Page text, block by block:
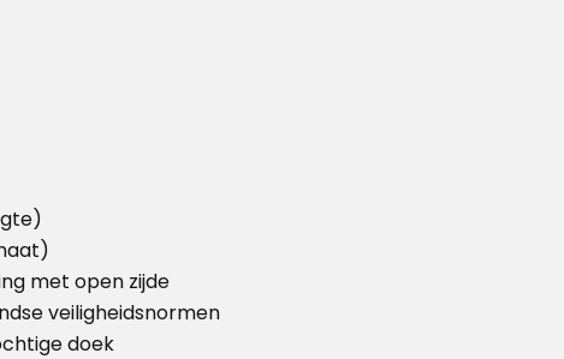
met open zijde
veiligheidsnormen
doek